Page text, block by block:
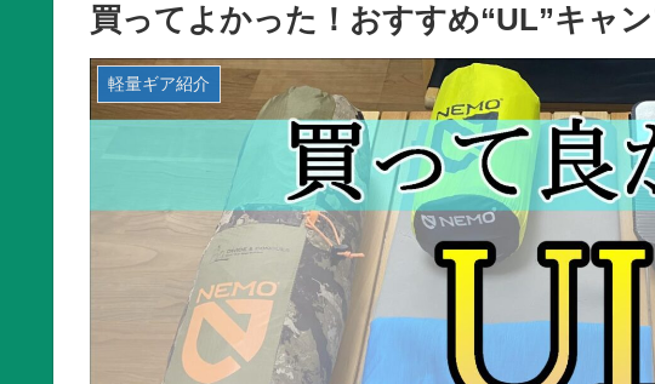
買ってよかった！おすすめ“UL”キャン
軽量ギア紹介